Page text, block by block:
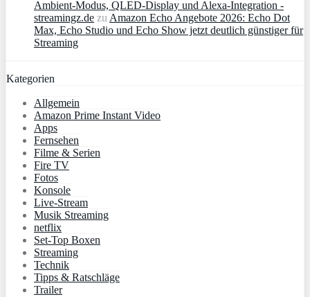
Ambient‑Modus, QLED‑Display und Alexa‑Integration -
streamingz.de zu Amazon Echo Angebote 2026: Echo Dot
Max, Echo Studio und Echo Show jetzt deutlich günstiger für
Streaming
Kategorien
Allgemein
Amazon Prime Instant Video
Apps
Fernsehen
Filme & Serien
Fire TV
Fotos
Konsole
Live-Stream
Musik Streaming
netflix
Set-Top Boxen
Streaming
Technik
Tipps & Ratschläge
Trailer